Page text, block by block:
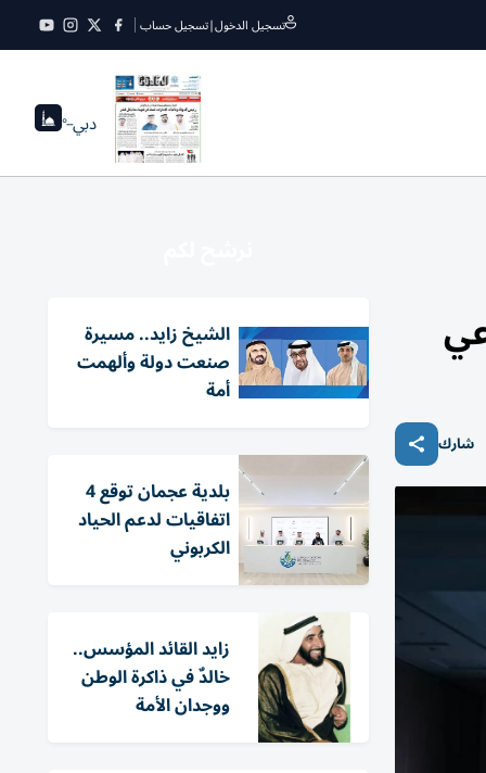
تسجيل الدخول|تسجيل حساب
دبي--°
شارك
الشيخ زايد.. مسيرة
صنعت دولة وألهمت
أمة
بلدية عجمان توقع 4
اتفاقيات لدعم الحياد
الكربوني
زايد القائد المؤسس..
خالدٌ في ذاكرة الوطن
ووجدان الأمة